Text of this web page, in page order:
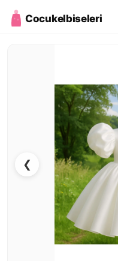
Cocukelbiseleri
❮